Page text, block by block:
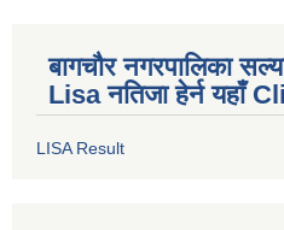
बागचौर नगरपालिका
Lisa नतिजा हेर्न यहाँ
LISA Result